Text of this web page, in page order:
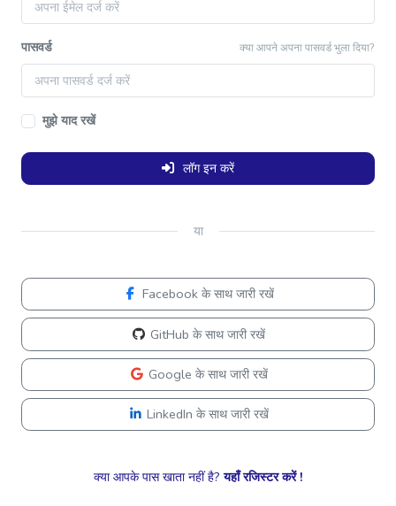
क्या आपने अपना पासवर्ड भुला दिया?
पासवर्ड
मुझे याद रखें
लॉग इन करें
या
Facebook के साथ जारी रखें
GitHub के साथ जारी रखें
Google के साथ जारी रखें
LinkedIn के साथ जारी रखें
क्या आपके पास खाता नहीं है?यहाँ रजिस्टर करें !